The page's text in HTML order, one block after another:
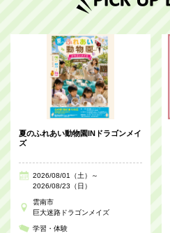
夏のふれあい動物園INドラゴンメイ
ズ
2026/08/01（土）～
2026/08/23（日）
雲南市
巨大迷路ドラゴンメイズ
学習・体験